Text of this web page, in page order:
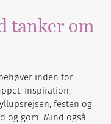
tanker om
inden for
Inspiration,
festen og
og gom. Mind også